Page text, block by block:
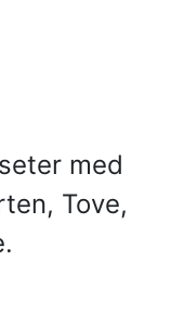
med
Tove,